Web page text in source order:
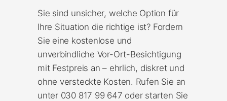
Sie sind unsicher, welche Option für
Ihre Situation die richtige ist? Fordern
Sie eine kostenlose und
unverbindliche Vor-Ort-Besichtigung
mit Festpreis an – ehrlich, diskret und
ohne versteckte Kosten. Rufen Sie an
unter 030 817 99 647 oder starten Sie